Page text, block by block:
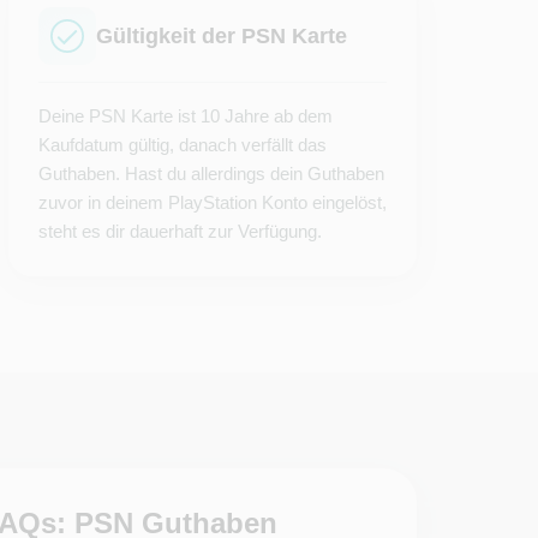
Gültigkeit der PSN Karte
Deine PSN Karte ist 10 Jahre ab dem
Kaufdatum gültig, danach verfällt das
Guthaben. Hast du allerdings dein Guthaben
zuvor in deinem PlayStation Konto eingelöst,
steht es dir dauerhaft zur Verfügung.
PSN Guthaben